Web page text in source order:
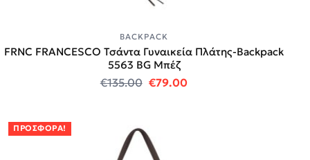
BACKPACK
FRNC FRANCESCO Τσάντα Γυναικεία Πλάτης-Backpack
5563 BG Μπέζ
€135.00 Original price was: €135.00.
€79.00Η τρέχουσα τιμή
ΠΡΟΣΦΟΡΆ!